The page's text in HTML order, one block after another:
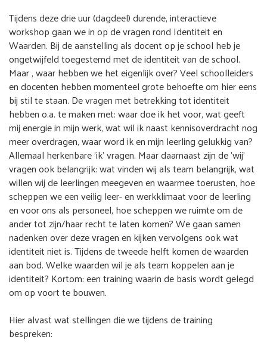
Tijdens deze drie uur (dagdeel) durende, interactieve
workshop gaan we in op de vragen rond Identiteit en
Waarden. Bij de aanstelling als docent op je school heb je
ongetwijfeld toegestemd met de identiteit van de school.
Maar , waar hebben we het eigenlijk over? Veel schoolleiders
en docenten hebben momenteel grote behoefte om hier eens
bij stil te staan. De vragen met betrekking tot identiteit
hebben o.a. te maken met: waar doe ik het voor, wat geeft
mij energie in mijn werk, wat wil ik naast kennisoverdracht nog
meer overdragen, waar word ik en mijn leerling gelukkig van?
Allemaal herkenbare 'ik' vragen. Maar daarnaast zijn de 'wij'
vragen ook belangrijk: wat vinden wij als team belangrijk, wat
willen wij de leerlingen meegeven en waarmee toerusten, hoe
scheppen we een veilig leer- en werkklimaat voor de leerling
en voor ons als personeel, hoe scheppen we ruimte om de
ander tot zijn/haar recht te laten komen? We gaan samen
nadenken over deze vragen en kijken vervolgens ook wat
identiteit niet is. Tijdens de tweede helft komen de waarden
aan bod. Welke waarden wil je als team koppelen aan je
identiteit? Kortom: een training waarin de basis wordt gelegd
om op voort te bouwen.
Hier alvast wat stellingen die we tijdens de training
bespreken: